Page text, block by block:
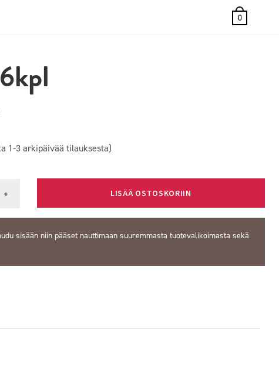
0
1-3 arkipäivää tilauksesta)
LISÄÄ OSTOSKORIIN
sisään niin pääset nauttimaan suuremmasta tuotevalikoimasta sekä